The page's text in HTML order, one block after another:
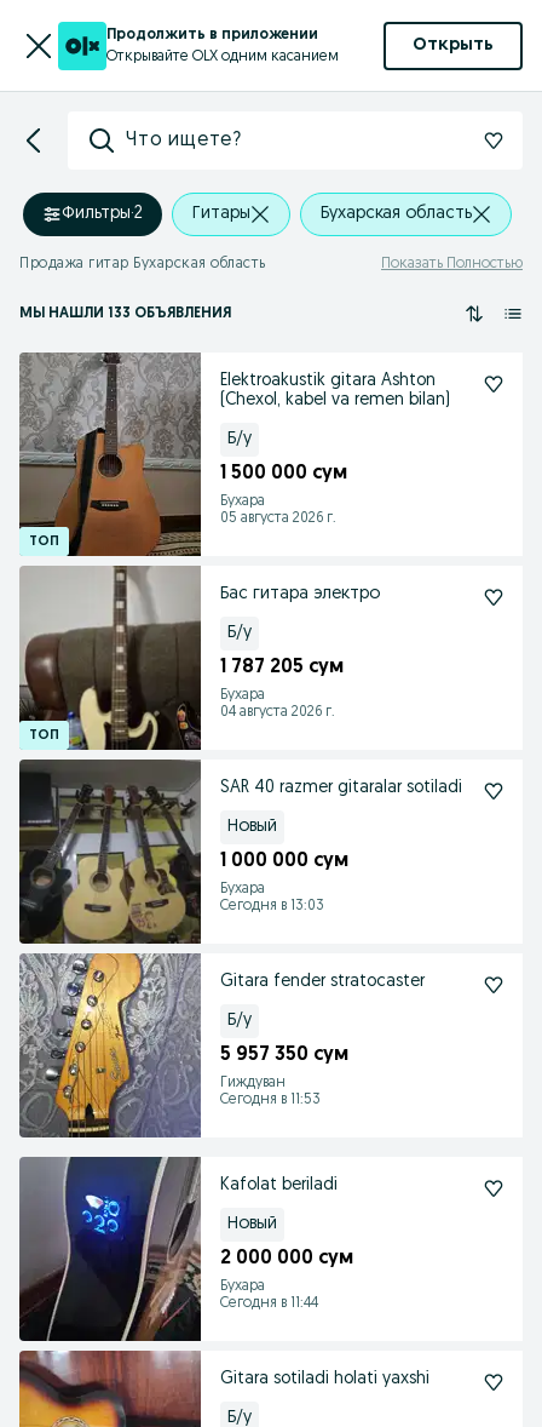
Продолжить в приложении
Открывайте OLX одним касанием
Открыть
Что ищете?
Фильтры·2 Гитары Бухарская область
Продажа гитар Бухарская область Показать Полностью
МЫ НАШЛИ 133 ОБЪЯВЛЕНИЯ
Elektroakustik gitara Ashton
(Chexol, kabel va remen bilan)
Б/у
1 500 000 сум
Бухара
05 августа 2026 г.
Бас гитара электро
Б/у
1 787 205 сум
Бухара
04 августа 2026 г.
SAR 40 razmer gitaralar sotiladi
Новый
1 000 000 сум
Бухара
Сегодня в 13:03
Gitara fender stratocaster
Б/у
5 957 350 сум
Гиждуван
Сегодня в 11:53
Kafolat beriladi
Новый
2 000 000 сум
Бухара
Сегодня в 11:44
Gitara sotiladi holati yaxshi
Б/у